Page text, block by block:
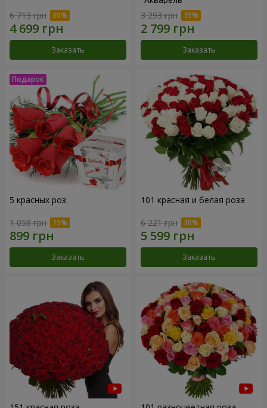
6 713 грн
Заказать
3 293 грн
Заказать
5 красных роз
1 058 грн
Заказать
101 красная и белая роза
6 221 грн
Заказать